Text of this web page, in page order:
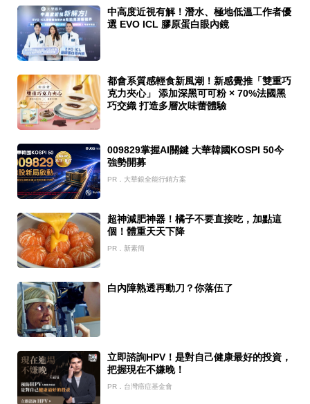
中高度近視有解！潛水、極地低溫工作者優
選 EVO ICL 膠原蛋白眼內鏡
都會系質感輕食新風潮！新感覺推「雙重巧
克力夾心」 添加深黑可可粉 × 70%法國黑
巧交織 打造多層次味蕾體驗
009829掌握AI關鍵 大華韓國KOSPI 50今
強勢開募
PR．大華銀全能行銷方案
超神減肥神器！橘子不要直接吃，加點這
個！體重天天下降
PR．新素簡
白內障熟透再動刀？你落伍了
立即諮詢HPV！是對自己健康最好的投資，
把握現在不嫌晚！
PR．台灣癌症基金會